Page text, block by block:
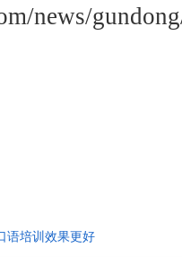
news/
语培训效果更好